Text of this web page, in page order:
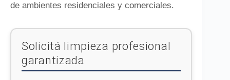
de ambientes residenciales y comerciales.
Solicitá limpieza profesional
garantizada